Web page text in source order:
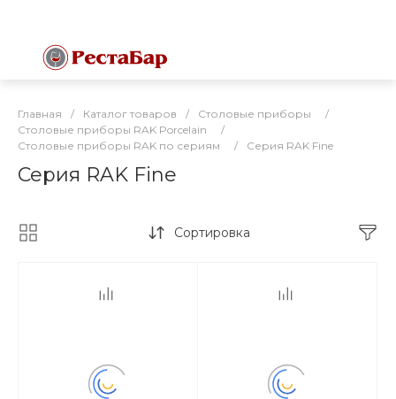
Главная / Каталог товаров / Столовые приборы
/
Столовые приборы RAK Porcelain
/
Столовые приборы RAK по сериям
/ Серия RAK Fine
Серия RAK Fine
Сортировка